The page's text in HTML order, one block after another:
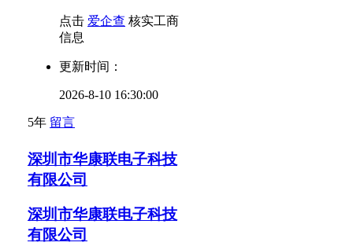
点击 爱企查 核实工商
信息
更新时间：
2026-8-10 16:30:00
5年 留言
深圳市华康联电子科技
有限公司
深圳市华康联电子科技
有限公司